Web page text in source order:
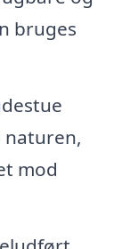
bruges
naturen,
mod